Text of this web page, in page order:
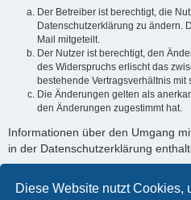
Diese Website nutzt Cookies,
Der Betreiber ist berechtigt, die
Datenschutzerklärung zu ändern.
Mail mitgeteilt.
Der Nutzer ist berechtigt, den
des Widerspruchs erlischt das
bestehende Vertragsverhältnis mit
Die Änderungen gelten als
den Änderungen zugestimmt hat.
Informationen über den Umgang
in der Datenschutzerklärung